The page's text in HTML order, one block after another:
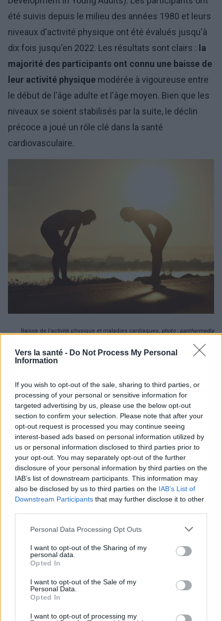
Vers la santé - Do Not Process My Personal
Information
If you wish to opt-out of the sale, sharing to third parties, or
processing of your personal or sensitive information for
targeted advertising by us, please use the below opt-out
section to confirm your selection. Please note that after your
opt-out request is processed you may continue seeing
interest-based ads based on personal information utilized by
us or personal information disclosed to third parties prior to
your opt-out. You may separately opt-out of the further
disclosure of your personal information by third parties on the
IAB’s list of downstream participants. This information may
also be disclosed by us to third parties on the IAB’s List of
Downstream Participants that may further disclose it to other
Please note that this website/app uses one or more Google
not limited to your visit or usage behaviour. You may click to
grant or deny consent to Google and its third-party tags to
use your data for below specified purposes in below Google
consent section.
Personal Data Processing Opt Outs
I want to opt-out of the Sharing of my
personal data.
Opted In
I want to opt-out of the Sale of my
Personal Data.
Opted In
I want to opt-out of processing my
été suivis depuis le milieu des années 1980 et leurs
niveaux d'activité physique ont été évalués jusqu'à
dix fois jusqu'en 2022. Les résultats sont clairs : la
majorité des participants ont connu une baisse de
leur activité physique modérée à vigoureuse entre
le début de l'âge adulte et l'âge moyen. Bien que les
niveaux se soient stabilisés par la suite, le déclin
précoce a joué un rôle clé dans la santé
cardiovasculaire.
Baisse de l'activité physique et maladies cardiaques, photo : panthermedia
Le professeur Yariv Gerber, de l'université de Tel-
cardiovasculaires mettent des années à se
développer :Les maladies cardiovasculaires
mettent des années à se développer et l'activité
physique est l'un des outils les plus puissants dont
nous disposons pour les prévenir.
L'analyse a également révélé des différences entre
les groupes ethniques et les sexes. Lesrésultats
concernant les femmes noires
faibles à tous les stades de la vie. Les chercheurs
soulignent que ces résultats indiquent clairement la
nécessité d'une action préventive adaptée aux
communautés spécifiques, qu'il s'agisse de la mise
à disposition d'espaces de loisirs sûrs ou d'un